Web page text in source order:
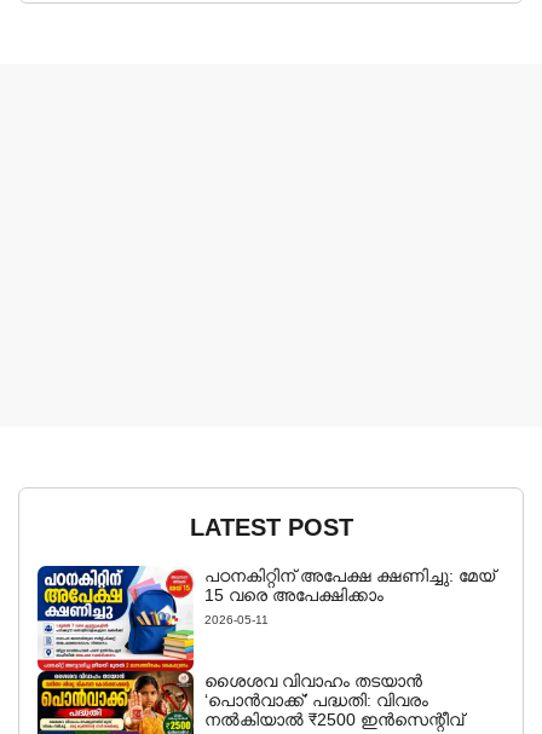
LATEST POST
പഠനകിറ്റിന് അപേക്ഷ ക്ഷണിച്ചു: മേയ്
15 വരെ അപേക്ഷിക്കാം
2026-05-11
ശൈശവ വിവാഹം തടയാൻ
‘പൊൻവാക്ക്’ പദ്ധതി: വിവരം
നൽകിയാൽ ₹2500 ഇൻസെന്റീവ്